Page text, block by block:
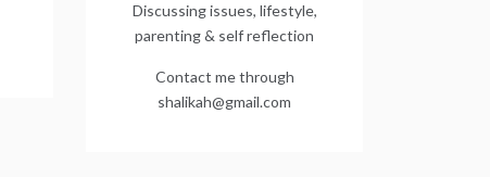
Discussing issues, lifestyle,
parenting & self reflection
Contact me through
shalikah@gmail.com